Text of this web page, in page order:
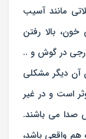
مانند آسیب
بالا رفتن
در گوش و ..
آن دیگر مشکلی
است و در غیر
صدا می باشند.
واقعی باشد،